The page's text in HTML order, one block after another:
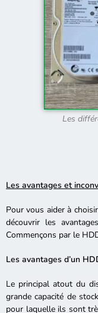
Les
Les avantages et
Pour vous aider à
découvrir les
Commençons par le
Les avantages d’un
Le principal atout du
grande capacité de
pour laquelle ils sont